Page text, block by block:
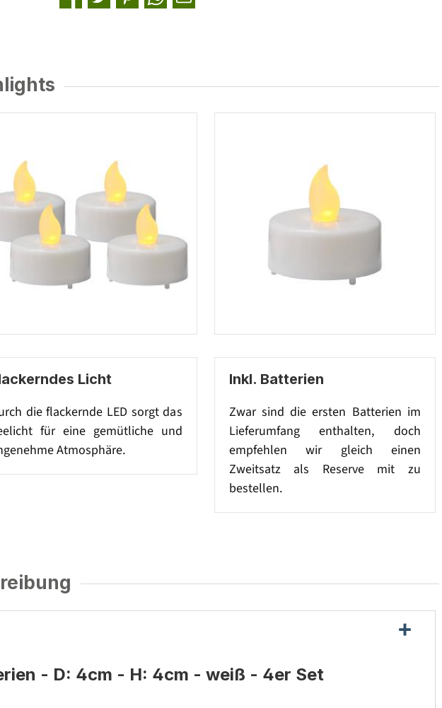
Licht
die flackernde LED sorgt das
für eine gemütliche und
Atmosphäre.
Inkl. Batterien
Zwar sind die ersten Batterien im
Lieferumfang enthalten, doch
empfehlen wir gleich einen
Zweitsatz als Reserve mit zu
bestellen.
- D: 4cm - H: 4cm - weiß - 4er Set